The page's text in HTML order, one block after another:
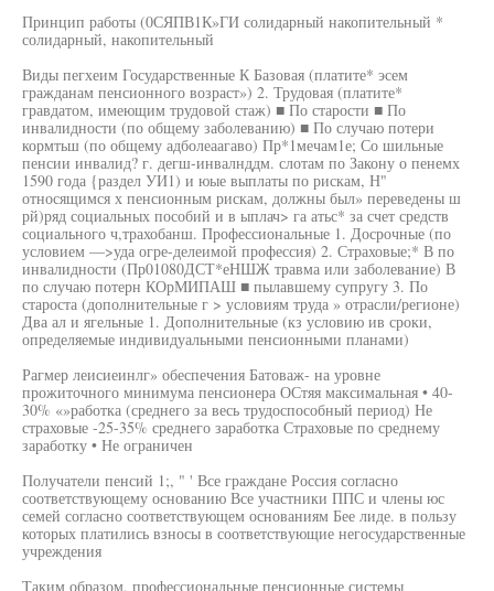
Принцип работы (0СЯПВ1К»ГИ солидарный накопительный *
солидарный, накопительный
Виды пегхеим Государственные К Базовая (платите* эсем
гражданам пенсионного возраст») 2. Трудовая (платите*
гравдатом, имеющим трудовой стаж) ■ По старости ■ По
инвалидности (по общему заболеванию) ■ По случаю потери
кормтьш (по общему адболеаагаво) Пр*1мечам1е; Со шильные
пенсии инвалид? г. дегш-инвалнддм. слотам по Закону о пенемх
1590 года {раздел УИ1) и юые выплаты по рискам, Н"
относящимся х пенсионным рискам, должны был» переведены ш
рй)ряд социальных пособий и в ыплач> га атьс* за счет средств
социального ч,трахобанш. Профессиональные 1. Досрочные (по
условием —>уда огре-делеимой профессия) 2. Страховые;* В по
инвалидности (Пр01080ДСТ*еНШЖ травма или заболевание) В
по случаю потерн КОрМИПАШ ■ пылавшему супругу 3. По
староста (дополнительные г > условиям труда » отрасли/регионе)
Два ал и ягельные 1. Дополнительные (кз условию ив сроки,
определяемые индивидуальными пенсионными планами)
Рагмер леисиеинлг» обеспечения Батоваж- на уровне
прожиточного минимума пенсионера ОСтяя максимальная • 40-
30% «»работка (среднего за весь трудоспособный период) Не
страховые -25-35% среднего заработка Страховые по среднему
заработку • Не ограничен
Получатели пенсий 1;, " ' Все граждане Россия согласно
соответствующему основанию Все участники ППС и члены юс
семей согласно соответствующем основаниям Бее лиде. в пользу
которых платились взносы в соответствующие негосударственные
учреждения
Таким образом, профессиональные пенсионные системы